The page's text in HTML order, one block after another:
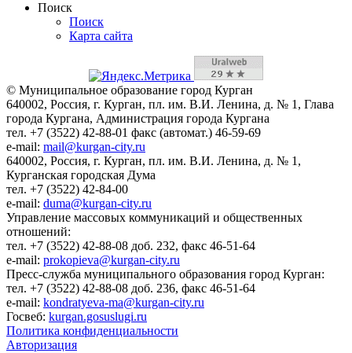
Поиск
Поиск
Карта сайта
© Муниципальное образование город Курган
640002, Россия, г. Курган, пл. им. В.И. Ленина, д. № 1, Глава
города Кургана, Администрация города Кургана
тел. +7 (3522) 42-88-01 факс (автомат.) 46-59-69
e-mail: mail@kurgan-city.ru
640002, Россия, г. Курган, пл. им. В.И. Ленина, д. № 1,
Курганская городская Дума
тел. +7 (3522) 42-84-00
e-mail: duma@kurgan-city.ru
Управление массовых коммуникаций и общественных
отношений:
тел. +7 (3522) 42-88-08 доб. 232, факс 46-51-64
e-mail: prokopieva@kurgan-city.ru
Пресс-служба муниципального образования город Курган:
тел. +7 (3522) 42-88-08 доб. 236, факс 46-51-64
e-mail: kondratyeva-ma@kurgan-city.ru
Госвеб: kurgan.gosuslugi.ru
Политика конфиденциальности
Авторизация